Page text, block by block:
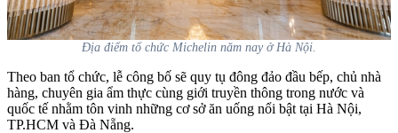
Địa điểm tổ chức Michelin năm nay ở Hà Nội.
Theo ban tổ chức, lễ công bố sẽ quy tụ đông đảo đầu bếp, chủ nhà
hàng, chuyên gia ẩm thực cùng giới truyền thông trong nước và
quốc tế nhằm tôn vinh những cơ sở ăn uống nổi bật tại Hà Nội,
TP.HCM và Đà Nẵng.